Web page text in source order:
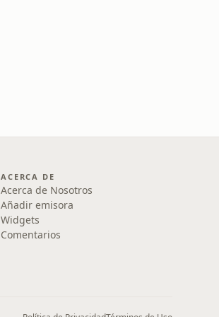
ACERCA DE
Acerca de Nosotros
Añadir emisora
Widgets
Comentarios